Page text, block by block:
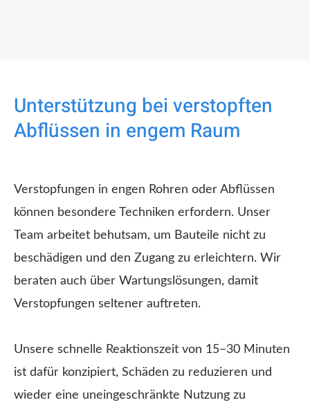
Unterstützung bei verstopften
Abflüssen in engem Raum
Verstopfungen in engen Rohren oder Abflüssen
können besondere Techniken erfordern. Unser
Team arbeitet behutsam, um Bauteile nicht zu
beschädigen und den Zugang zu erleichtern. Wir
beraten auch über Wartungslösungen, damit
Verstopfungen seltener auftreten.
Unsere schnelle Reaktionszeit von 15–30 Minuten
ist dafür konzipiert, Schäden zu reduzieren und
wieder eine uneingeschränkte Nutzung zu